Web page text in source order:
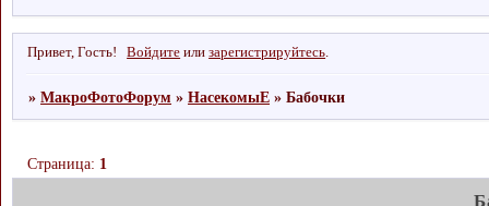
Привет, Гость! Войдите илизарегистрируйтесь.
»МакроФотоФорум »НасекомыЕ »Бабочки
Страница: 1